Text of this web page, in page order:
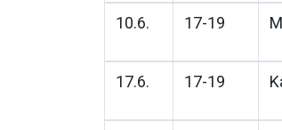
10.6. 17-19
17.6. 17-19